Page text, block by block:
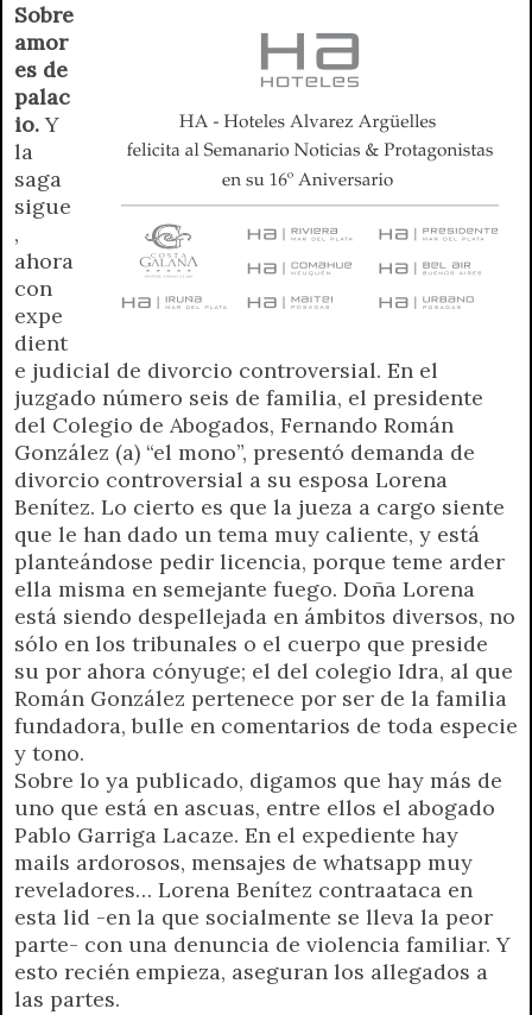
Sobre
amor
es de
palac
io.Y
la
saga
sigue
,
ahora
con
expe
dient
e judicial de divorcio controversial. En el
juzgado número seis de familia, el presidente
del Colegio de Abogados, Fernando Román
González (a) “el mono”, presentó demanda de
divorcio controversial a su esposa Lorena
Benítez. Lo cierto es que la jueza a cargo siente
que le han dado un tema muy caliente, y está
planteándose pedir licencia, porque teme arder
ella misma en semejante fuego. Doña Lorena
está siendo despellejada en ámbitos diversos, no
sólo en los tribunales o el cuerpo que preside
su por ahora cónyuge; el del colegio Idra, al que
Román González pertenece por ser de la familia
fundadora, bulle en comentarios de toda especie
y tono.
Sobre lo ya publicado, digamos que hay más de
uno que está en ascuas, entre ellos el abogado
Pablo Garriga Lacaze. En el expediente hay
mails ardorosos, mensajes de whatsapp muy
reveladores… Lorena Benítez contraataca en
esta lid -en la que socialmente se lleva la peor
parte- con una denuncia de violencia familiar. Y
esto recién empieza, aseguran los allegados a
las partes.